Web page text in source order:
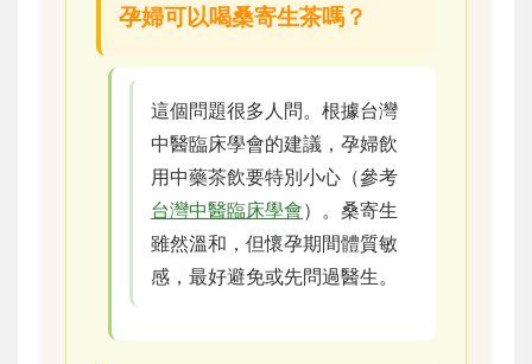
孕婦可以喝桑寄生茶嗎？
這個問題很多人問。根據台灣
中醫臨床學會的建議，孕婦飲
用中藥茶飲要特別小心（參考
台灣中醫臨床學會）。桑寄生
雖然溫和，但懷孕期間體質敏
感，最好避免或先問過醫生。